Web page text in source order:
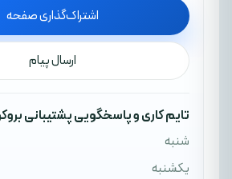
اشتراک‌گذاری صفحه
ارسال پیام
تایم کاری و پاسخگویی پشتیبانی
شنبه
یکشنبه